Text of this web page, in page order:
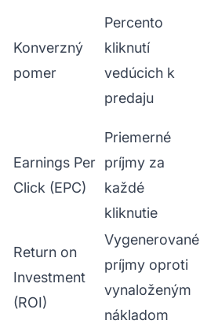
Konverzný
pomer
Percento
kliknutí
vedúcich k
predaju
Earnings Per
Click (EPC)
Priemerné
príjmy za
každé
kliknutie
Return on
Investment
(ROI)
Vygenerované
príjmy oproti
vynaloženým
nákladom